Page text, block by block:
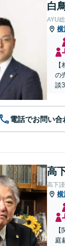
白
AYU
横
の
談
電話でお問い合
高
高下
横
庭